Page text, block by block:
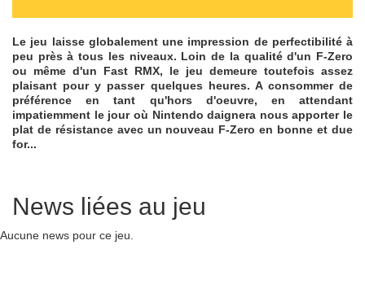
Le jeu laisse globalement une impression de perfectibilité à
peu près à tous les niveaux. Loin de la qualité d'un F-Zero
ou même d'un Fast RMX, le jeu demeure toutefois assez
plaisant pour y passer quelques heures. A consommer de
préférence en tant qu'hors d'oeuvre, en attendant
impatiemment le jour où Nintendo daignera nous apporter le
plat de résistance avec un nouveau F-Zero en bonne et due
for...
News liées au jeu
Aucune news pour ce jeu.